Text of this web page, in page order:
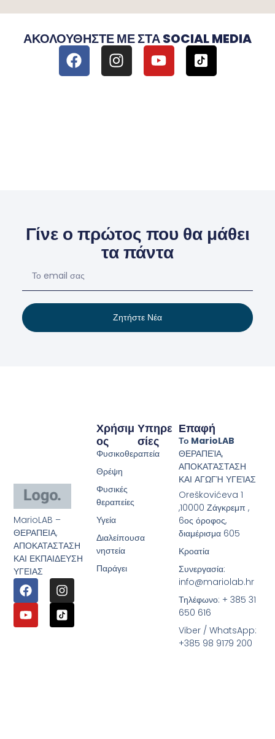
ΑΚΟΛΟΥΘΉΣΤΕ ΜΕ ΣΤΑ SOCIAL MEDIA
Γίνε ο πρώτος που θα μάθει
τα πάντα
Ζητήστε Νέα
MarioLAB –
ΘΕΡΑΠΕΙΑ,
ΑΠΟΚΑΤΑΣΤΑΣΗ
ΚΑΙ ΕΚΠΑΙΔΕΥΣΗ
ΥΓΕΙΑΣ
Υπηρε
Σίες
Χρήσιμ
Ος
Φυσικοθεραπεία
Θρέψη
Φυσικές
θεραπείες
Υγεία
Διαλείπουσα
νηστεία
Παράγει
Επαφή
Το MarioLAB
ΘΕΡΑΠΕΊΑ,
ΑΠΟΚΑΤΆΣΤΑΣΗ
ΚΑΙ ΑΓΩΓΉ ΥΓΕΊΑΣ
Oreškovićeva 1
,10000 Ζάγκρεμπ ,
6ος όροφος,
διαμέρισμα 605
Κροατία
Συνεργασία:
info@mariolab.hr
Τηλέφωνο: + 385 31
650 616
Viber / WhatsApp:
+385 98 9179 200